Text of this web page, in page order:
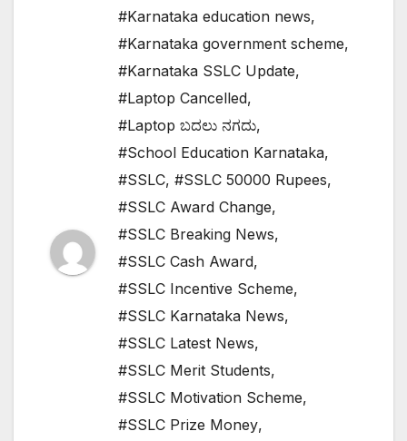
#Karnataka education news,
#Karnataka government scheme,
#Karnataka SSLC Update,
#Laptop Cancelled,
#Laptop ಬದಲು ನಗದು,
#School Education Karnataka,
#SSLC, #SSLC 50000 Rupees,
#SSLC Award Change,
#SSLC Breaking News,
#SSLC Cash Award,
#SSLC Incentive Scheme,
#SSLC Karnataka News,
#SSLC Latest News,
#SSLC Merit Students,
#SSLC Motivation Scheme,
#SSLC Prize Money,